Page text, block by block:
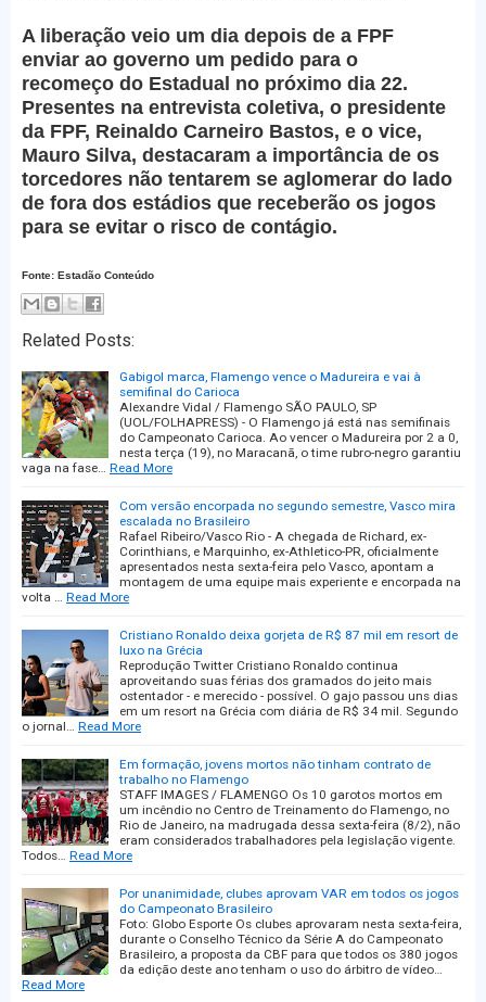
A liberação veio um dia depois de a FPF
enviar ao governo um pedido para o
recomeço do Estadual no próximo dia 22.
Presentes na entrevista coletiva, o presidente
da FPF, Reinaldo Carneiro Bastos, e o vice,
Mauro Silva, destacaram a importância de os
torcedores não tentarem se aglomerar do lado
de fora dos estádios que receberão os jogos
para se evitar o risco de contágio.
Fonte: Estadão Conteúdo
Related Posts:
Gabigol marca, Flamengo vence o Madureira e vai à
semifinal do Carioca
Alexandre Vidal / Flamengo SÃO PAULO, SP
(UOL/FOLHAPRESS) - O Flamengo já está nas semifinais
do Campeonato Carioca. Ao vencer o Madureira por 2 a 0,
nesta terça (19), no Maracanã, o time rubro-negro garantiu
vaga na fase… Read More
Com versão encorpada no segundo semestre, Vasco mira
escalada no Brasileiro
Rafael Ribeiro/Vasco Rio - A chegada de Richard, ex-
Corinthians, e Marquinho, ex-Athletico-PR, oficialmente
apresentados nesta sexta-feira pelo Vasco, apontam a
montagem de uma equipe mais experiente e encorpada na
volta … Read More
Cristiano Ronaldo deixa gorjeta de R$ 87 mil em resort de
luxo na Grécia
Reprodução Twitter Cristiano Ronaldo continua
aproveitando suas férias dos gramados do jeito mais
ostentador - e merecido - possível. O gajo passou uns dias
em um resort na Grécia com diária de R$ 34 mil. Segundo
o jornal… Read More
Em formação, jovens mortos não tinham contrato de
trabalho no Flamengo
STAFF IMAGES / FLAMENGO Os 10 garotos mortos em
um incêndio no Centro de Treinamento do Flamengo, no
Rio de Janeiro, na madrugada dessa sexta-feira (8/2), não
eram considerados trabalhadores pela legislação vigente.
Todos… Read More
Por unanimidade, clubes aprovam VAR em todos os jogos
do Campeonato Brasileiro
Foto: Globo Esporte Os clubes aprovaram nesta sexta-feira,
durante o Conselho Técnico da Série A do Campeonato
Brasileiro, a proposta da CBF para que todos os 380 jogos
da edição deste ano tenham o uso do árbitro de vídeo…
Read More